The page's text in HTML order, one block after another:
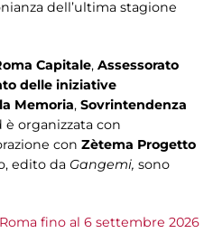
dell’ultima stagione
Capitale, Assessorato
delle iniziative
Memoria, Sovrintendenza
è organizzata con
con Zètema Progetto
edito da Gangemi, sono
fino al 6 settembre 2026